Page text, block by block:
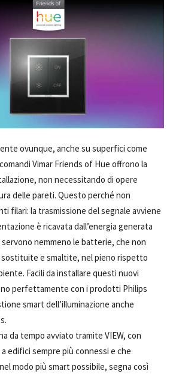
ovunque, anche su superfici come
Vimar Friends of Hue offrono la
non necessitando di opere
delle pareti. Questo perché non
filari: la trasmissione del segnale avviene
è ricavata dall’energia generata
nemmeno le batterie, che non
sostituite e smaltite, nel pieno rispetto
Facili da installare questi nuovi
perfettamente con i prodotti Philips
smart dell’illuminazione anche
da tempo avviato tramite VIEW, con
edifici sempre più connessi e che
modo più smart possibile, segna così